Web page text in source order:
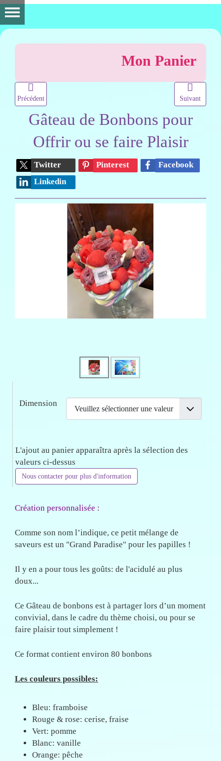
Mon Panier
Précédent Suivant
Gâteau de Bonbons pour
Offrir ou se faire Plaisir
Twitter Pinterest
Facebook
Linkedin
Dimension
L'ajout au panier apparaîtra après la sélection des
valeurs ci-dessus
Nous contacter pour plus d'information
Création personnalisée :
Comme son nom l’indique, ce petit mélange de
saveurs est un "Grand Paradise" pour les papilles !
Il y en a pour tous les goûts: de l'acidulé au plus
doux...
Ce Gâteau de bonbons est à partager lors d’un moment
convivial, dans le cadre du thème choisi, ou pour se
faire plaisir tout simplement !
Ce format contient environ 80 bonbons
Les couleurs possibles:
Bleu: framboise
Rouge & rose: cerise, fraise
Vert: pomme
Blanc: vanille
Orange: pêche